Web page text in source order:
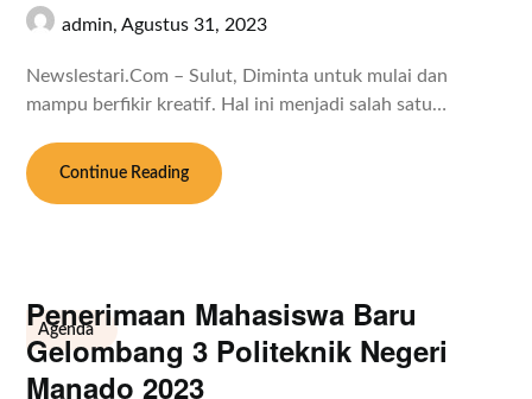
admin,Agustus 31, 2023
Newslestari.Com – Sulut, Diminta untuk mulai dan
mampu berfikir kreatif. Hal ini menjadi salah satu…
Continue Reading
Agenda
Penerimaan Mahasiswa Baru
Gelombang 3 Politeknik Negeri
Manado 2023